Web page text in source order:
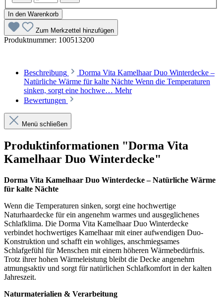
In den Warenkorb
Zum Merkzettel hinzufügen
Produktnummer: 100513200
Beschreibung
Dorma Vita Kamelhaar Duo Winterdecke –
Natürliche Wärme für kalte Nächte Wenn die Temperaturen
sinken, sorgt eine hochwe… Mehr
Bewertungen
Menü schließen
Produktinformationen "Dorma Vita
Kamelhaar Duo Winterdecke"
Dorma Vita Kamelhaar Duo Winterdecke – Natürliche Wärme
für kalte Nächte
Wenn die Temperaturen sinken, sorgt eine hochwertige
Naturhaardecke für ein angenehm warmes und ausgeglichenes
Schlafklima. Die Dorma Vita Kamelhaar Duo Winterdecke
verbindet hochwertiges Kamelhaar mit einer aufwendigen Duo-
Konstruktion und schafft ein wohliges, anschmiegsames
Schlafgefühl für Menschen mit einem höheren Wärmebedürfnis.
Trotz ihrer hohen Wärmeleistung bleibt die Decke angenehm
atmungsaktiv und sorgt für natürlichen Schlafkomfort in der kalten
Jahreszeit.
Naturmaterialien & Verarbeitung